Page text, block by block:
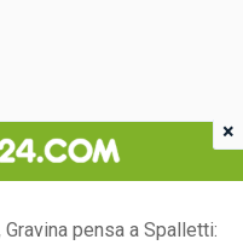
Gravina pensa a Spalletti:
×